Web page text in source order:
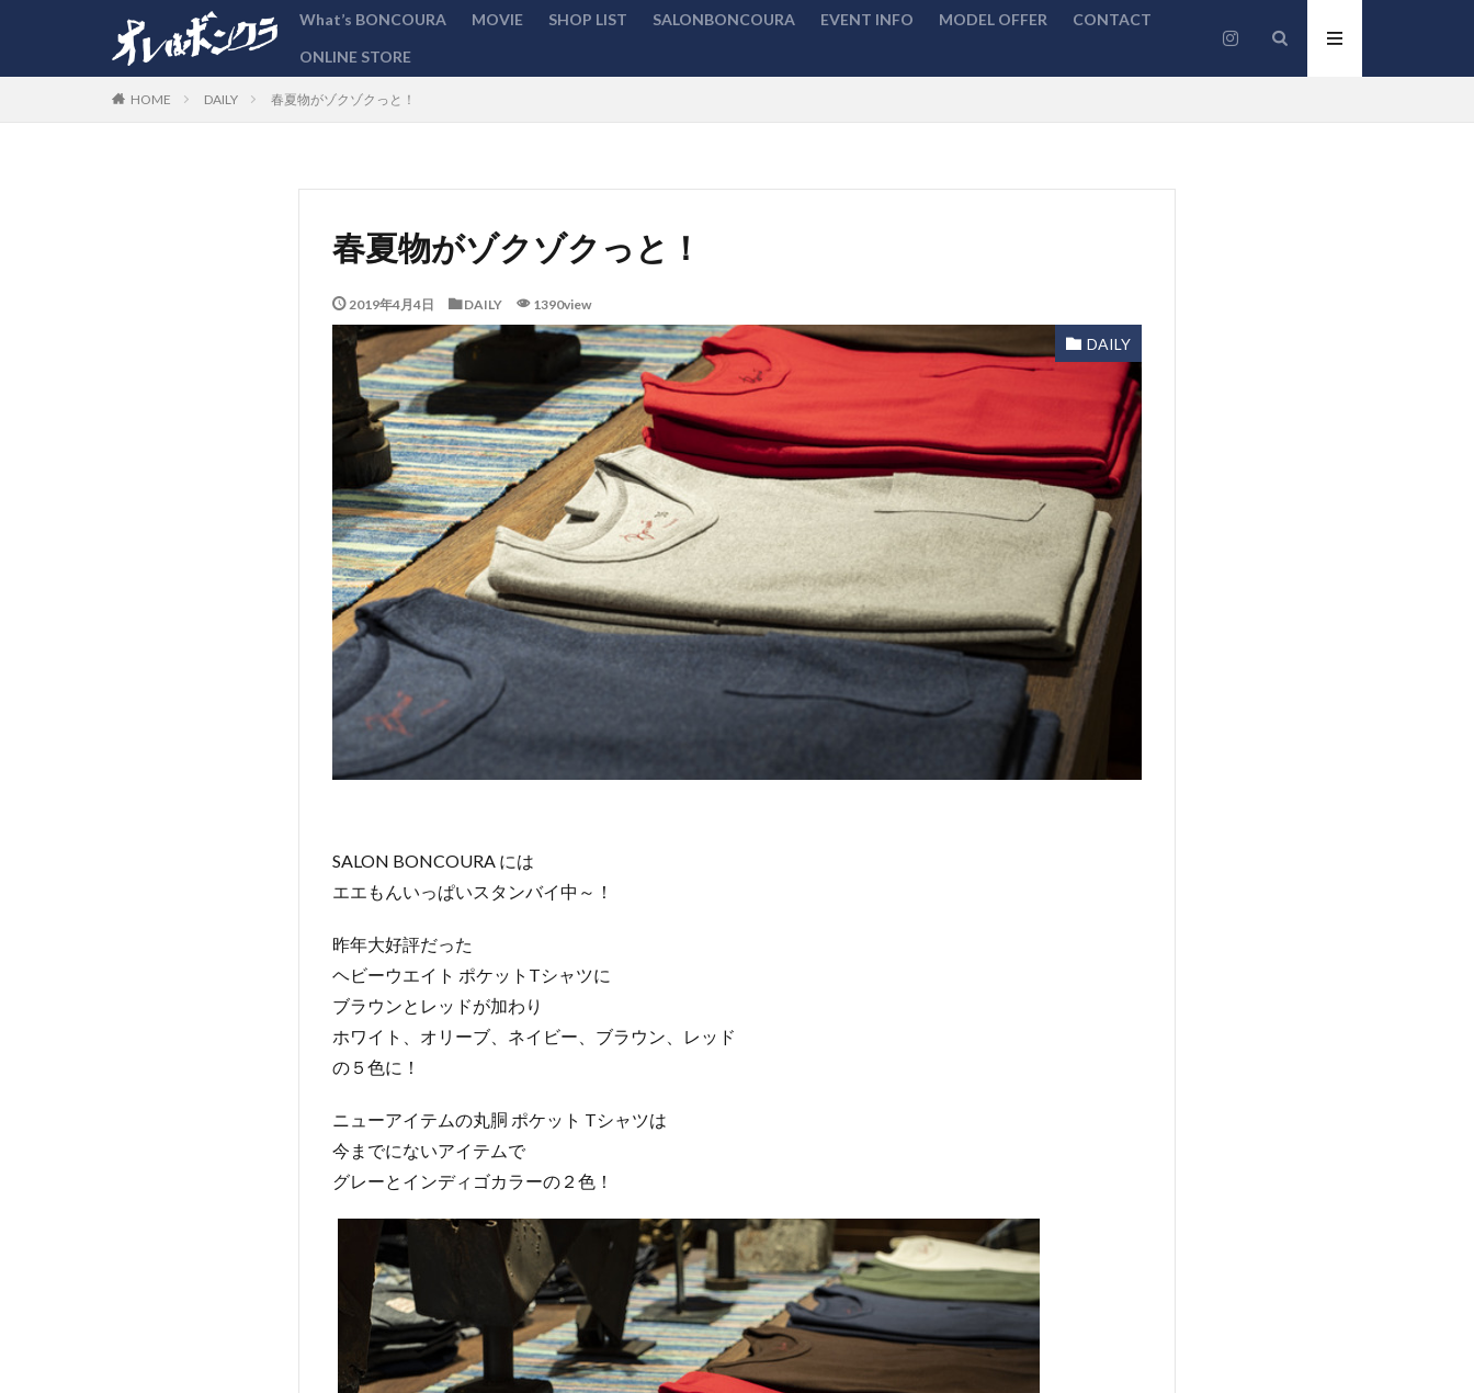
What’s BONCOURA MOVIE SHOP LIST SALONBONCOURA EVENT INFO MODEL OFFER
CONTACT
ONLINE STORE
HOME DAILY 春夏物がゾクゾクっと！
春夏物がゾクゾクっと！
2019年4月4日 DAILY 1390view
DAILY
SALON BONCOURA には
エエもんいっぱいスタンバイ中～！
昨年大好評だった
ヘビーウエイト ポケットTシャツに
ブラウンとレッドが加わり
ホワイト、オリーブ、ネイビー、ブラウン、レッド
の５色に！
ニューアイテムの丸胴 ポケット Tシャツは
今までにないアイテムで
グレーとインディゴカラーの２色！
カテゴリー
検索